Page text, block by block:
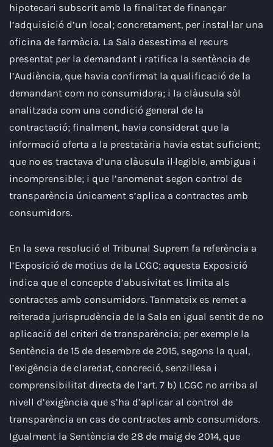
hipotecari subscrit amb la finalitat de finançar
l’adquisició d’un local; concretament, per instal·lar una
oficina de farmàcia. La Sala desestima el recurs
presentat per la demandant i ratifica la sentència de
l’Audiència, que havia confirmat la qualificació de la
demandant com no consumidora; i la clàusula sòl
analitzada com una condició general de la
contractació; finalment, havia considerat que la
informació oferta a la prestatària havia estat suficient;
que no es tractava d’una clàusula il·legible, ambigua i
incomprensible; i que l’anomenat segon control de
transparència únicament s’aplica a contractes amb
consumidors.
En la seva resolució el Tribunal Suprem fa referència a
l’Exposició de motius de la LCGC; aquesta Exposició
indica que el concepte d’abusivitat es limita als
contractes amb consumidors. Tanmateix es remet a
reiterada jurisprudència de la Sala en igual sentit de no
aplicació del criteri de transparència; per exemple la
Sentència de 15 de desembre de 2015, segons la qual,
l’exigència de claredat, concreció, senzillesa i
comprensibilitat directa de l’art. 7 b) LCGC no arriba al
nivell d’exigència que s’ha d’aplicar al control de
transparència en cas de contractes amb consumidors.
Igualment la Sentència de 28 de maig de 2014, que